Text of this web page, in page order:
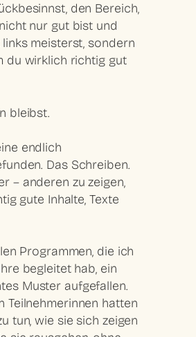
den Bereich,
nur gut bist und
meisterst, sondern
du wirklich richtig gut
bleibst.
endlich
Das Schreiben.
– anderen zu zeigen,
gute Inhalte, Texte
Programmen, die ich
begleitet hab, ein
Muster aufgefallen.
Teilnehmerinnen hatten
tun, wie sie sich zeigen